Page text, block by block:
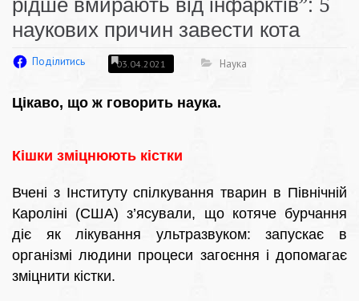
рідше вмирають від інфарктів”: 5
наукових причин завести кота
Поділитись 03.04.2021 Наука
Цікаво, що ж говорить наука.
Кішки зміцнюють кістки
Вчені з Інституту спілкування тварин в Північній
Кароліні (США) з’ясували, що котяче бурчання
діє як лікування ультразвуком: запускає в
організмі людини процеси загоєння і допомагає
зміцнити кістки.